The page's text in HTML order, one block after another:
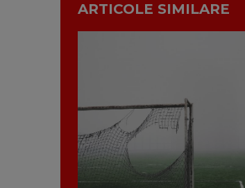
ARTICOLE SIMILARE